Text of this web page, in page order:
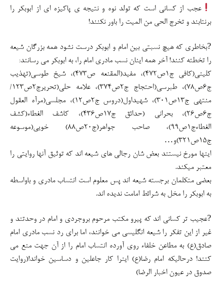
عجب از کسانی است که تولد نوه و نتیجه ی پاکیزه ای از ابوبکر را
برنتابند و تخرج الحی من المیت را باور نکنند!
?بخاطری که هیچ نسبتی بین امام و ابوبکر درست نشود همه بزرگان شیعه
را تخطئه کنند! آخر همه اینان نسب مادری امام را، به ابوبکر می رسانند:
کلینی(کافی ج۱ص۴۷۲)، مفید(المقنعه ص۴۷۳)، شیخ طوسی(تهذیب
ج۶ص۷۸)، طبرسی(احتجاج ج۲ص۳۷۴)، علامه حلی(تحریرج۲ص۱۲۳/
منتهی ج۱۳ص۳۰۱)، شهیداول(دروس ج۲ص۱۲)، مجلسی(مرآه العقول
ج۶ص۲۶)، بحرانی (حدائق ج۱۷ص۴۳۶)، کاشف الغطاء(کشف
الغطاءج۱ص۹۹)، صاحب جواهر(ج۲۰ص۸۸) خویی(موسوعه
ج۱۵ص۳۲۱)و…
اینها مورخ نیستند بعض شان رجالی های شیعه اند که توثیق آنها روایتی را
معتبر میکند.
بعضی متکلمان برجسته شیعه اند پس معلوم است انتساب مادری و باواسطه
به ابوبکر را مخل به شرائط امامت ندیده اند.
?عجیب تر کسانی اند که پیرو مکتب مرحوم بروجردی و امام در وحدتند و
غیر از این تفکر را شیعه انگلیسی می خوانند، اما برای رد نسب مادری امام
صادق(ع) به مطاعن خلفاء روی آورده انتساب امام را از آن جهت منع می
کنند! درحالیکه امام رضا(ع) اینرا کار جاعلین و دساسین خواند!(روایت
صدوق در عیون اخبار الرضا)